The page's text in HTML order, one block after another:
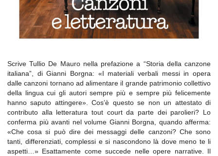
Scrive Tullio De Mauro nella prefazione a “Storia della canzone
italiana”, di Gianni Borgna: «I materiali verbali messi in opera
dalle canzoni tornano ad alimentare il grande patrimonio collettivo
della lingua cui gli autori sempre più e sempre più felicemente
hanno saputo attingere». Cos’è questo se non un attestato di
contributo alla letteratura tout court da parte dei parolieri? Lo
conferma più avanti nel volume Gianni Borgna, quando afferma:
«Che cosa si può dire dei messaggi delle canzoni? Che sono
tanti, differenziati, complessi e si nascondono là dove meno te li
aspetti…» Esattamente come succede nelle opere narrative. Il